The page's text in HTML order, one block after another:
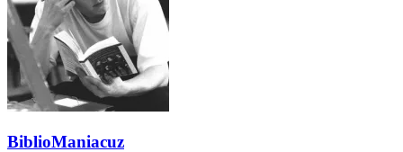
BiblioManiacuz